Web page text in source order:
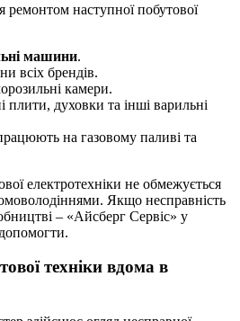
наступної побутової
машини.
всіх брендів.
камери.
плити, духовки та інші варильні
на газовому паливі та
електротехніки не обмежується
Якщо несправність
– «Айсберг Сервіс» у
техніки вдома в